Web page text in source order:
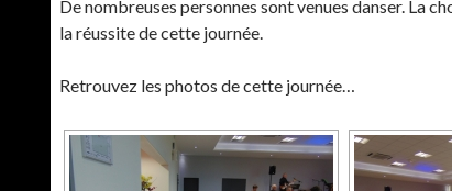
De nombreuses personnes sont venues danser. La
la réussite de cette journée.
Retrouvez les photos de cette journée…